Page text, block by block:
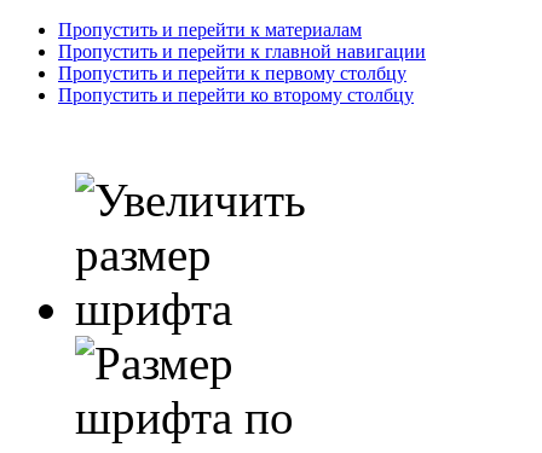
Пропустить и перейти к материалам
Пропустить и перейти к главной навигации
Пропустить и перейти к первому столбцу
Пропустить и перейти ко второму столбцу